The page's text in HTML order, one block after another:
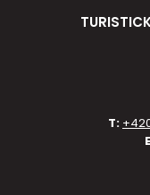
T: